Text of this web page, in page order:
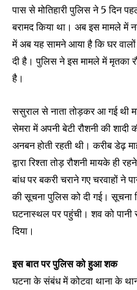
पास से मोतिहारी पुलिस ने 5 दिन
बरामद किया था। अब इस मामले में
में अब यह सामने आया है कि घर
दी है। पुलिस ने इस मामले में मृतका
है।
ससुराल से नाता तोड़कर आ गई थी
सेमरा में अपनी बेटी रौशनी की
अनबन होती रहती थी। करीब डेढ़
द्वारा रिश्ता तोड़ रौशनी मायके ही
बांध पर बकरी चराने गए चरवाहों ने
की सूचना पुलिस को दी गई। सूचना
घटनास्थल पर पहुंची। शव को पानी
दिया।
इस बात पर पुलिस को हुआ शक
घटना के संबंध में कोटवा थाना के